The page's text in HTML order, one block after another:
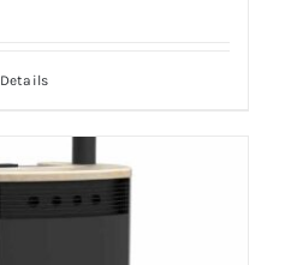
Details